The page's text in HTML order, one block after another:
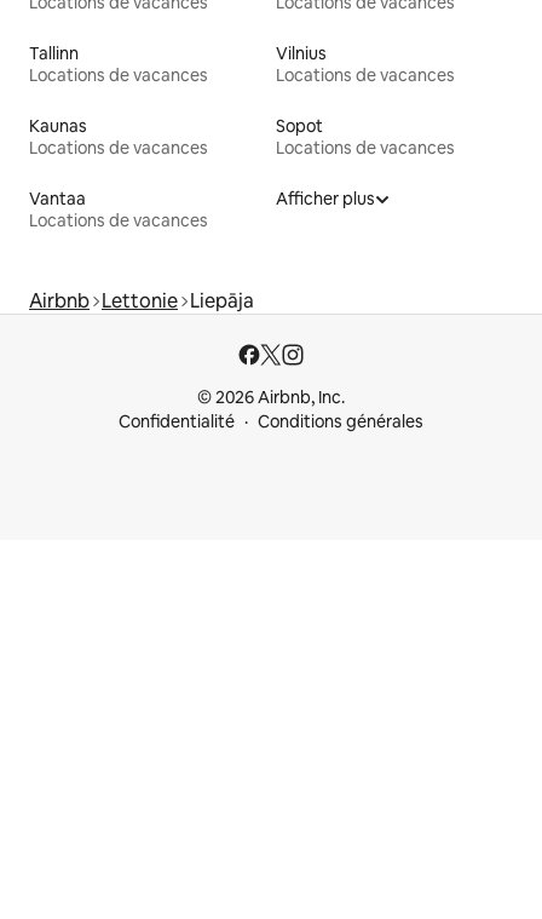
Tallinn
Locations de vacances
Vilnius
Locations de vacances
Kaunas
Locations de vacances
Sopot
Locations de vacances
Vantaa
Locations de vacances
Afficher plus
Airbnb Lettonie Liepāja
© 2026 Airbnb, Inc.
Confidentialité
Conditions générales